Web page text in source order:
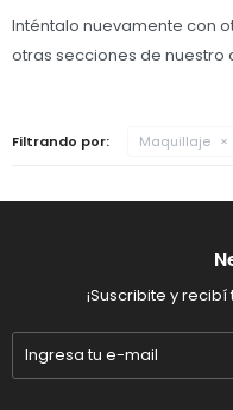
Inténtalo nuevamente con
otras secciones de nuestro
Filtrando por: Maquillaje
¡Suscribite y